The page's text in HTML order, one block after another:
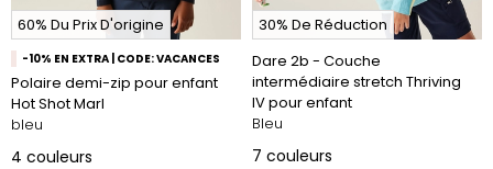
60% Du Prix D'origine
-10% EN EXTRA | CODE: VACANCES
Polaire demi-zip pour enfant
Hot Shot Marl
bleu
4 couleurs
30% De Réduction
Dare 2b - Couche
intermédiaire stretch Thriving
IV pour enfant
Bleu
7 couleurs